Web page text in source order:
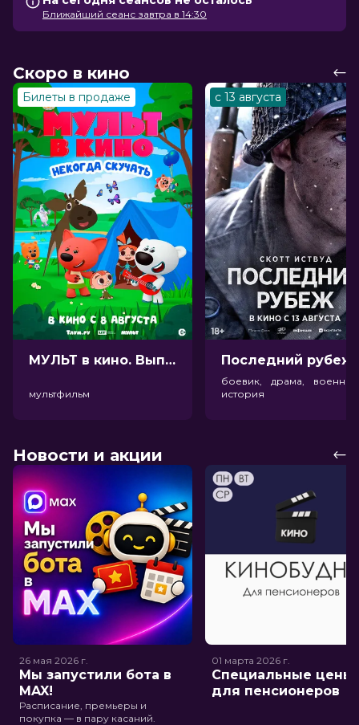
Ближайший сеанс завтра в 14:30
Скоро в кино
Билеты в продаже
МУЛЬТ в кино. Выпуск №198. Некогда скучать (0+)
мультфильм
с 13 августа
боевик, драма,
история
Новости и акции
26 мая 2026 г.
Мы запустили бота в
MAX!
Расписание, премьеры и
покупка — в пару касаний.
01 марта 2026 г.
Специальные цены
для пенсионеров